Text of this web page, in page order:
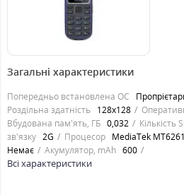
454 грн.
Загальні характеристики
Попередньо встановлена ОС
Роздільна здатність 128х128
Вбудована пам'ять, ГБ 0,032 Кількість
зв'язку 2G Процесор MediaTek
Немає
Акумулятор, mAh 600
Всі характеристики